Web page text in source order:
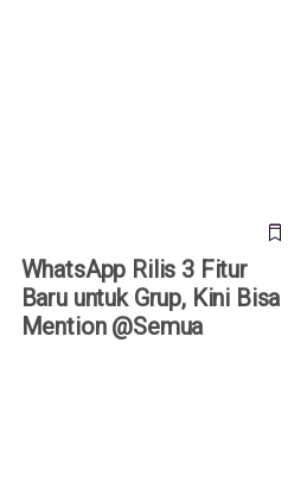
WhatsApp Rilis 3 Fitur
Baru untuk Grup, Kini Bisa
Mention @Semua